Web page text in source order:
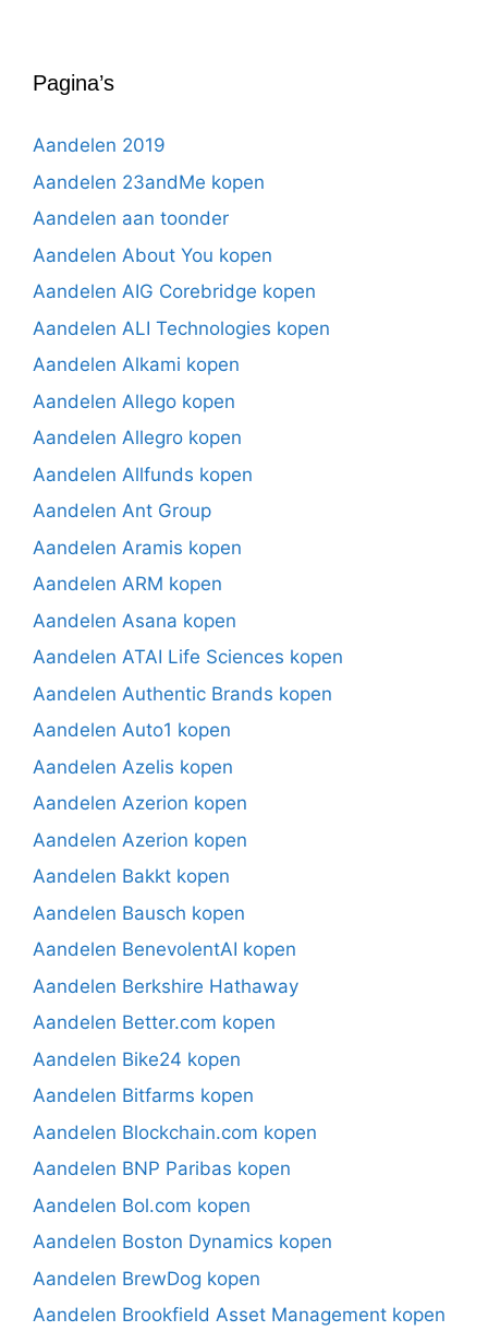
Pagina’s
Aandelen 2019
Aandelen 23andMe kopen
Aandelen aan toonder
Aandelen About You kopen
Aandelen AIG Corebridge kopen
Aandelen ALI Technologies kopen
Aandelen Alkami kopen
Aandelen Allego kopen
Aandelen Allegro kopen
Aandelen Allfunds kopen
Aandelen Ant Group
Aandelen Aramis kopen
Aandelen ARM kopen
Aandelen Asana kopen
Aandelen ATAI Life Sciences kopen
Aandelen Authentic Brands kopen
Aandelen Auto1 kopen
Aandelen Azelis kopen
Aandelen Azerion kopen
Aandelen Azerion kopen
Aandelen Bakkt kopen
Aandelen Bausch kopen
Aandelen BenevolentAI kopen
Aandelen Berkshire Hathaway
Aandelen Better.com kopen
Aandelen Bike24 kopen
Aandelen Bitfarms kopen
Aandelen Blockchain.com kopen
Aandelen BNP Paribas kopen
Aandelen Bol.com kopen
Aandelen Boston Dynamics kopen
Aandelen BrewDog kopen
Aandelen Brookfield Asset Management kopen